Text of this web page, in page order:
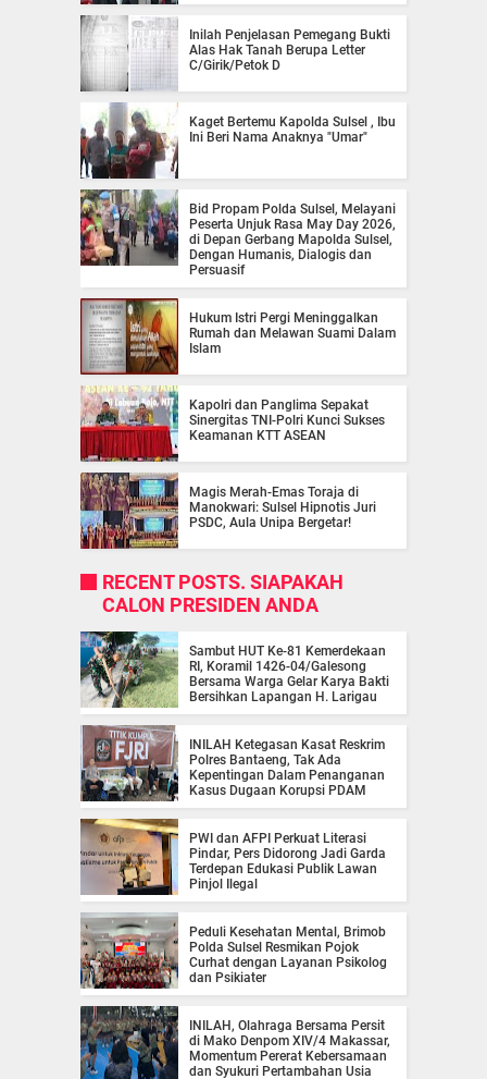
Inilah Penjelasan Pemegang Bukti
Alas Hak Tanah Berupa Letter
C/Girik/Petok D
Kaget Bertemu Kapolda Sulsel , Ibu
Ini Beri Nama Anaknya "Umar"
Bid Propam Polda Sulsel, Melayani
Peserta Unjuk Rasa May Day 2026,
di Depan Gerbang Mapolda Sulsel,
Dengan Humanis, Dialogis dan
Persuasif
Hukum Istri Pergi Meninggalkan
Rumah dan Melawan Suami Dalam
Islam
Kapolri dan Panglima Sepakat
Sinergitas TNI-Polri Kunci Sukses
Keamanan KTT ASEAN
Magis Merah-Emas Toraja di
Manokwari: Sulsel Hipnotis Juri
PSDC, Aula Unipa Bergetar!
RECENT POSTS. SIAPAKAH
CALON PRESIDEN ANDA
Sambut HUT Ke-81 Kemerdekaan
RI, Koramil 1426-04/Galesong
Bersama Warga Gelar Karya Bakti
Bersihkan Lapangan H. Larigau
INILAH Ketegasan Kasat Reskrim
Polres Bantaeng, Tak Ada
Kepentingan Dalam Penanganan
Kasus Dugaan Korupsi PDAM
PWI dan AFPI Perkuat Literasi
Pindar, Pers Didorong Jadi Garda
Terdepan Edukasi Publik Lawan
Pinjol Ilegal
Peduli Kesehatan Mental, Brimob
Polda Sulsel Resmikan Pojok
Curhat dengan Layanan Psikolog
dan Psikiater
INILAH, Olahraga Bersama Persit
di Mako Denpom XIV/4 Makassar,
Momentum Pererat Kebersamaan
dan Syukuri Pertambahan Usia